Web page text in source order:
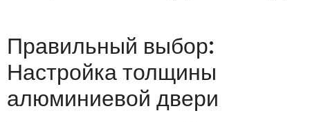
Правильный выбор:
Настройка толщины
алюминиевой двери